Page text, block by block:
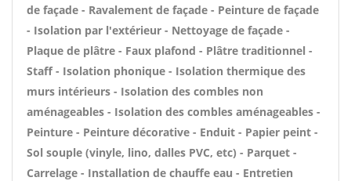
de façade - Ravalement de façade - Peinture de façade
- Isolation par l'extérieur - Nettoyage de façade -
Plaque de plâtre - Faux plafond - Plâtre traditionnel -
Staff - Isolation phonique - Isolation thermique des
murs intérieurs - Isolation des combles non
aménageables - Isolation des combles aménageables -
Peinture - Peinture décorative - Enduit - Papier peint -
Sol souple (vinyle, lino, dalles PVC, etc) - Parquet -
Carrelage - Installation de chauffe eau - Entretien